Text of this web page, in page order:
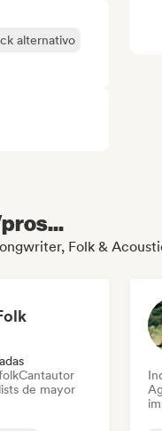
alternativo
Folk &
Cantautor
de mayor